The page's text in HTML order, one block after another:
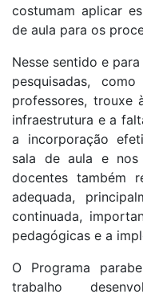
costumam aplicar
de aula para os
Nesse sentido e
pesquisadas,
professores, trouxe
infraestrutura e a
a incorporação
sala de aula e nos
docentes também
adequada,
continuada,
pedagógicas e a
O Programa
trabalho